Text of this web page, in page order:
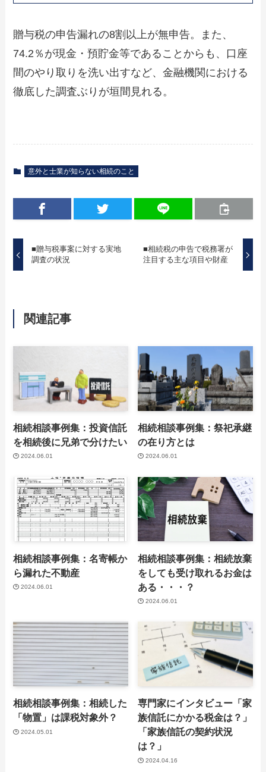
贈与税の申告漏れの8割以上が無申告。また、
74.2％が現金・預貯金等であることからも、口座
間のやり取りを洗い出すなど、金融機関における
徹底した調査ぶりが垣間見れる。
意外と士業が知らない相続のこと
■贈与税事案に対する実地
調査の状況
■相続税の申告で税務署が
注目する主な項目や財産
関連記事
相続相談事例集：投資信託
を相続後に兄弟で分けたい
2024.06.01
相続相談事例集：祭祀承継
の在り方とは
2024.06.01
相続相談事例集：名寄帳か
ら漏れた不動産
2024.06.01
相続相談事例集：相続放棄
をしても受け取れるお金は
ある・・・？
2024.06.01
相続相談事例集：相続した
「物置」は課税対象外？
2024.05.01
専門家にインタビュー「家
族信託にかかる税金は？」
「家族信託の契約状況
は？」
2024.04.16